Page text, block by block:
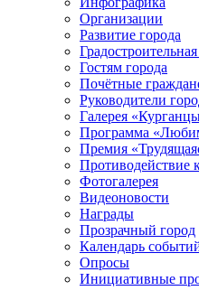
Организации
Развитие города
Гостям города
Почётные
Руководители
Галерея
Программа
Премия
Противодействие
Фотогалерея
Видеоновости
Награды
Прозрачный город
Календарь
Опросы
Инициативные